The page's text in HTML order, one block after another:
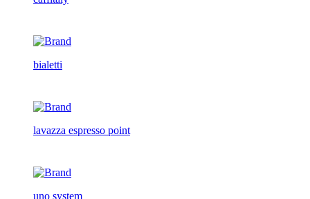
bialetti
lavazza espresso point
uno system